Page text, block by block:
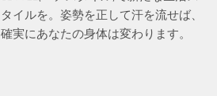
タイルを。姿勢を正して汗を流せば、
確実にあなたの身体は変わります。